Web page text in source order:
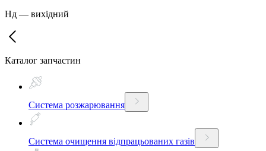
Нд — вихідний
Каталог запчастин
Система розжарювання
Система очищення відпрацьованих газів